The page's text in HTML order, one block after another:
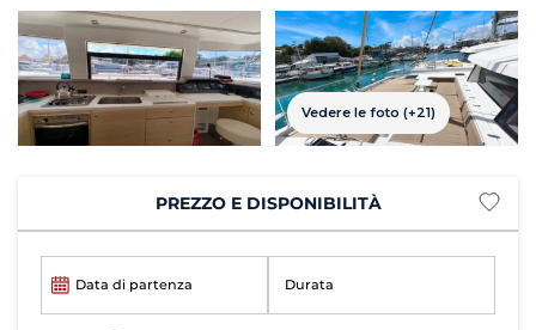
Vedere le foto (+21)
PREZZO E DISPONIBILITÀ
Data di partenza Durata